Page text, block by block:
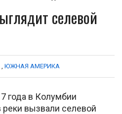
селевой
, ЮЖНАЯ АМЕРИКА
года в Колумбии
вызвали селевой